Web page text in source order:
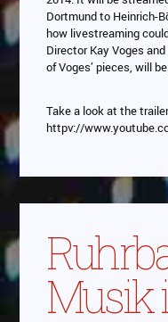
Dortmund to Heinrich-
how livestreaming
Director Kay Voges
of Voges’ pieces, will
Take a look at the
httpv://
Musik